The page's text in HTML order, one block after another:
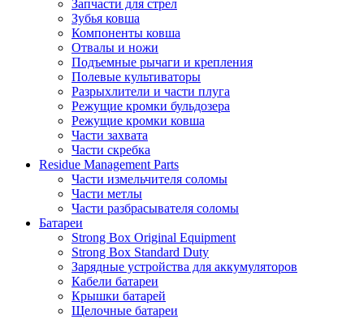
Запчасти для стрел
Зубья ковша
Компоненты ковша
Отвалы и ножи
Подъемные рычаги и крепления
Полевые культиваторы
Разрыхлители и части плуга
Режущие кромки бульдозера
Режущие кромки ковша
Части захвата
Части скребка
Residue Management Parts
Части измельчителя соломы
Части метлы
Части разбрасывателя соломы
Батареи
Strong Box Original Equipment
Strong Box Standard Duty
Зарядные устройства для аккумуляторов
Кабели батареи
Крышки батарей
Щелочные батареи